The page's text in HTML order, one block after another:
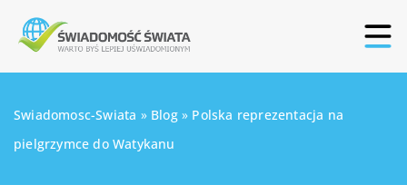
Swiadomosc-Swiata » Blog» Polska reprezentacja na
pielgrzymce do Watykanu